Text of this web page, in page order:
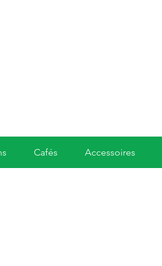
Cafés Accessoires